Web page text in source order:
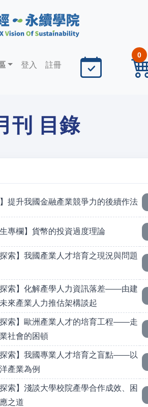
登入 註冊
0
刊 目錄
】提升我國金融產業競爭力的後續作法
生專欄】貨幣的投資過度理論
探索】我國產業人才培育之現況與問題
探索】化解產學人力資訊落差——由建
來產業人力推估架構談起
探索】歐洲產業人才的培育工程——走
社會的困頓
探索】我國專業人才培育之盲點——以
產業為例
探索】淺談大學校院產學合作成效、困
之道